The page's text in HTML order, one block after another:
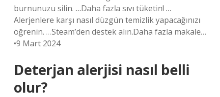
burnunuzu silin. …Daha fazla sıvı tüketin! …
Alerjenlere karşı nasıl düzgün temizlik yapacağınızı
öğrenin. …Steam’den destek alın.Daha fazla makale…
•9 Mart 2024
Deterjan alerjisi nasıl belli
olur?